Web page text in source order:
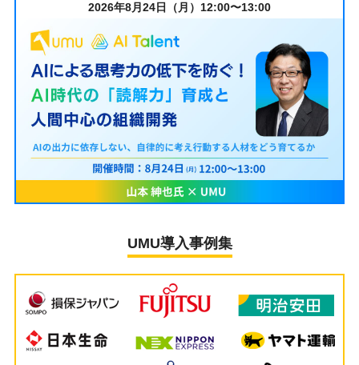
2026年8月24日（月）12:00〜13:00
UMU導入事例集